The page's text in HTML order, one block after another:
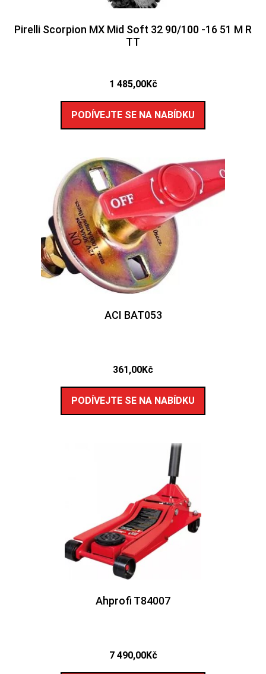
Pirelli Scorpion MX Mid Soft 32 90/100 -16 51 M R
TT
1 485,00Kč
PODÍVEJTE SE NA NABÍDKU
ACI BAT053
361,00Kč
PODÍVEJTE SE NA NABÍDKU
Ahprofi T84007
7 490,00Kč